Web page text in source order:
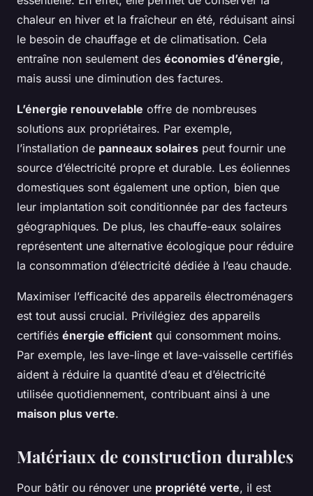
chaleur en hiver et la fraîcheur en été, réduisant ainsi
le besoin de chauffage et de climatisation. Cela
entraîne non seulement des économies d’énergie,
mais aussi une diminution des factures.
L’énergie renouvelable offre de nombreuses
solutions aux propriétaires. Par exemple,
l’installation de panneaux solaires peut fournir une
source d’électricité propre et durable. Les éoliennes
domestiques sont également une option, bien que
leur implantation soit conditionnée par des facteurs
géographiques. De plus, les chauffe-eaux solaires
représentent une alternative écologique pour réduire
la consommation d’électricité dédiée à l’eau chaude.
Maximiser l’efficacité des appareils électroménagers
est tout aussi crucial. Privilégiez des appareils
certifiés énergie efficient qui consomment moins.
Par exemple, les lave-linge et lave-vaisselle certifiés
aident à réduire la quantité d’eau et d’électricité
utilisée quotidiennement, contribuant ainsi à une
maison plus verte.
Matériaux de construction durables
Pour bâtir ou rénover une propriété verte, il est